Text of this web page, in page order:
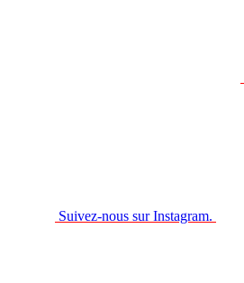
Suivez-nous sur Instagram.